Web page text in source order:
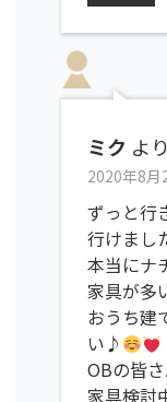
ミク よ
2020年8月
ずっと行
行けまし
本当にナ
家具が多
おうち建
い♪
OBの皆
家具検討